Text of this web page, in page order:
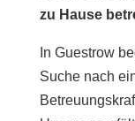
zu Hause
In Guestrow
Suche nach